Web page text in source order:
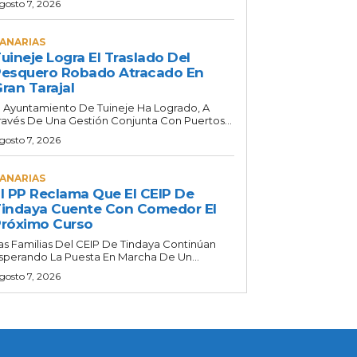
7, 2026
Logra El Traslado Del
Robado Atracado En
Tarajal
Ayuntamiento De Tuineje Ha Logrado, A
De Una Gestión Conjunta Con Puertos...
7, 2026
PP Reclama Que El CEIP De
Cuente Con Comedor El
Curso
Familias Del CEIP De Tindaya Continúan
La Puesta En Marcha De Un...
7, 2026